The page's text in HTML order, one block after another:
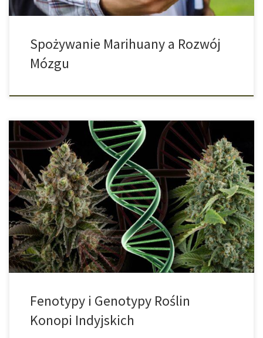
Spożywanie Marihuany a Rozwój
Mózgu
Wszystko, Co Musisz Wiedzieć o Fenotypach i Genotypach Roślin
Marihuany Czy kiedykolwiek zastanawiałeś się, co sprawia, że
Twoja ulubiona odmiana konopi ma wyjątkowe cechy, takie jak
złożony aromat i smak lub wyjątkowe efekty odurzające? A może
doświadczyłeś kiedyś, że z dwóch nasion z tej samej odmiany
wyrosły dwie zupełnie różne […]
Fenotypy i Genotypy Roślin
Konopi Indyjskich